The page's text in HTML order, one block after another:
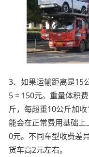
3、如果运输距离是15
5 = 150元。重量体积
斤，每超重10公斤加
能会在正常费用基础
0元。不同车型收费差
货车高2元左右。